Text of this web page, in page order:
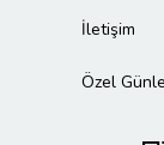
İletişim
Özel